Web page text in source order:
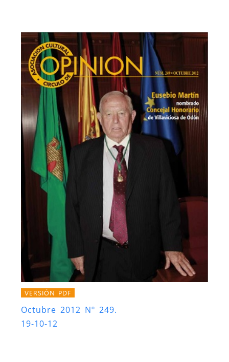
VERSIÓN PDF
Octubre 2012 Nº 249.
19-10-12